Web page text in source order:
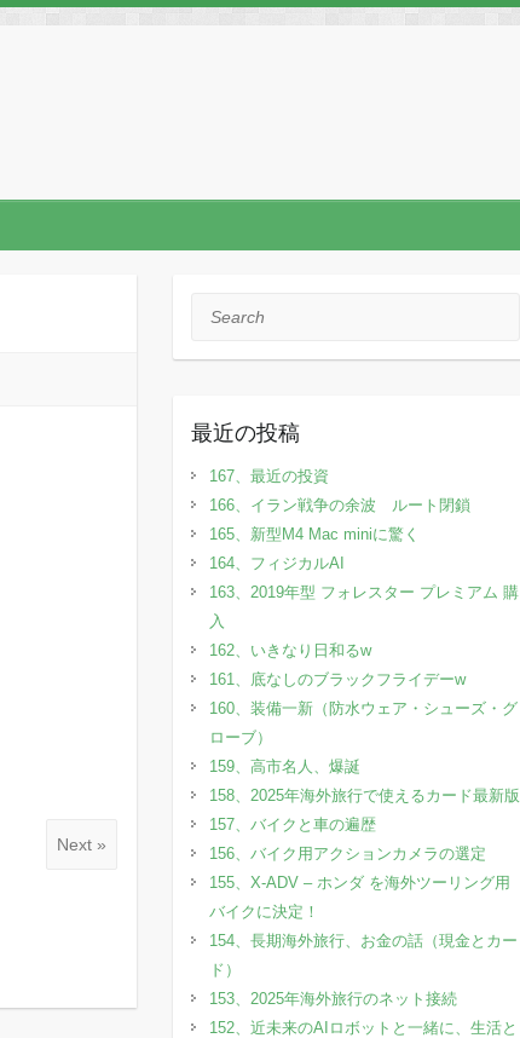
Next »
Search
最近の投稿
167、最近の投資
166、イラン戦争の余波 ルート閉鎖
165、新型M4 Mac miniに驚く
164、フィジカルAI
163、2019年型 フォレスター プレミアム 購
入
162、いきなり日和るw
161、底なしのブラックフライデーw
160、装備一新（防水ウェア・シューズ・グ
ローブ）
159、高市名人、爆誕
158、2025年海外旅行で使えるカード最新版
157、バイクと車の遍歴
156、バイク用アクションカメラの選定
155、X-ADV – ホンダ を海外ツーリング用
バイクに決定！
154、長期海外旅行、お金の話（現金とカー
ド）
153、2025年海外旅行のネット接続
152、近未来のAIロボットと一緒に、生活と